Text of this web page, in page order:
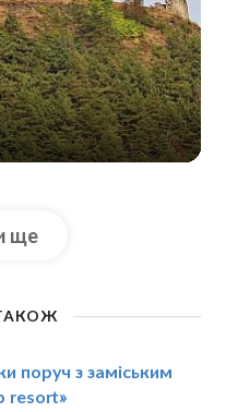
ще
поруч з заміським
resort»